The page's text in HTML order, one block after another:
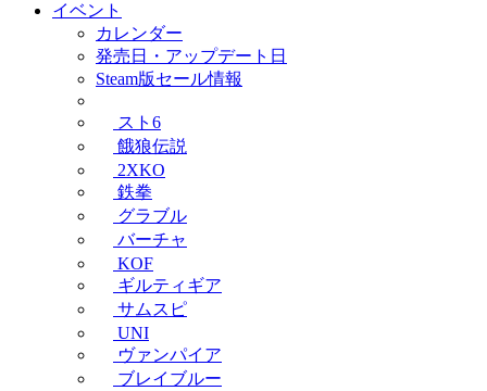
イベント
カレンダー
発売日・アップデート日
Steam版セール情報
スト6
餓狼伝説
2XKO
鉄拳
グラブル
バーチャ
KOF
ギルティギア
サムスピ
UNI
ヴァンパイア
ブレイブルー